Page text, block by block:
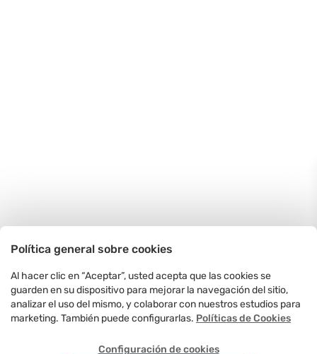
Política general sobre cookies
Al hacer clic en “Aceptar”, usted acepta que las cookies se
guarden en su dispositivo para mejorar la navegación del sitio,
analizar el uso del mismo, y colaborar con nuestros estudios para
marketing. También puede configurarlas. Políticas de Cookies
Configuración de cookies